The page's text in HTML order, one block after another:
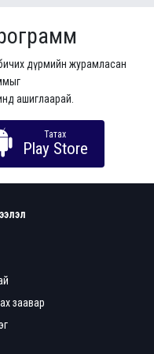
дүрмийн журамласан
ашиглаарай.
Татах
Play Store
заавар